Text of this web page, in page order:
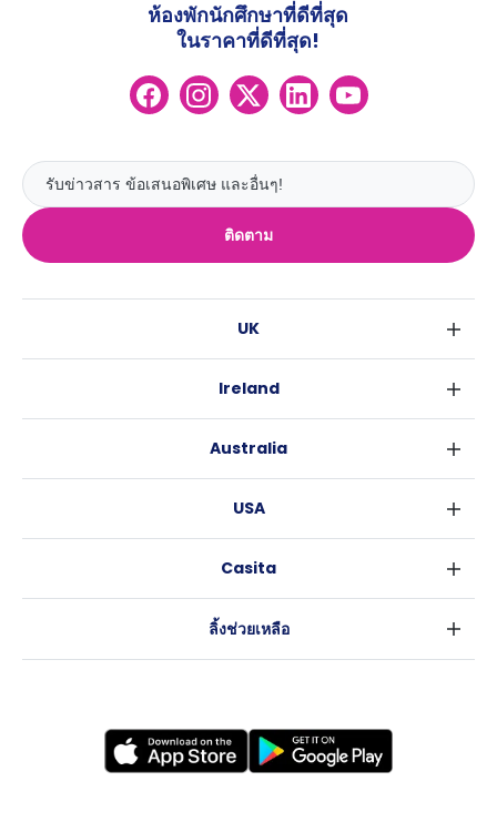
ติดตาม
ห้องพักนักศึกษาที่ดีที่สุด
ในราคาที่ดีที่สุด!
UK
กลาสโกว
เอดินเบอระ
ลีดส์
บริสโทล
คาร์ดิฟ
แบรดฟอร์ด
นิวแคสเซิล
Ireland
Australia
บริสเบน
อะเดลายด์
USA
แอตแลนตา
Casita
ลิ้งช่วยเหลือ